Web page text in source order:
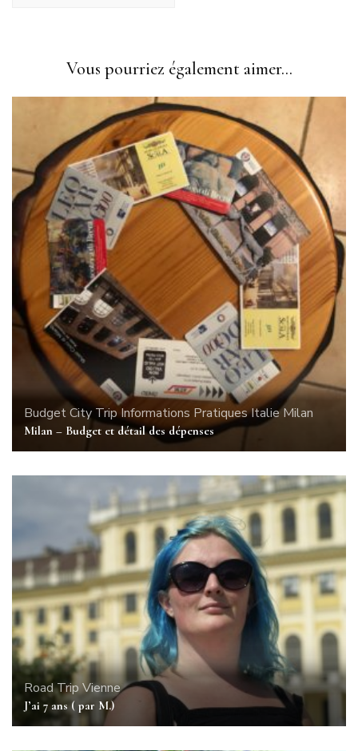
Vous pourriez également aimer...
BudgetCity TripInformations PratiquesItalie Milan
Milan – Budget et détail des dépenses
Road TripVienne
J’ai 7 ans ( par M.)